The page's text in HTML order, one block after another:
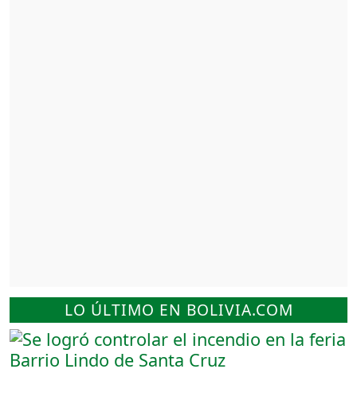
LO ÚLTIMO EN BOLIVIA.COM